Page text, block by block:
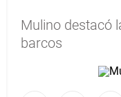
Mulino destacó
barcos